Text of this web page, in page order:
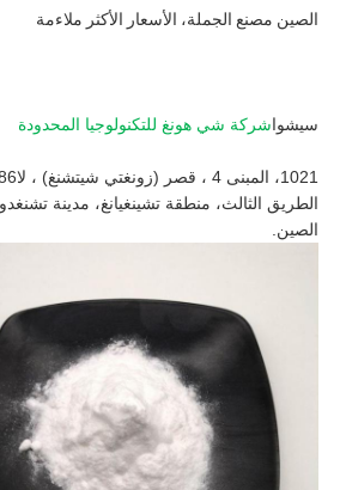
الصين مصنع الجملة، الأسعار الأكثر ملاءمة
سيشواشركة شي هونغ للتكنولوجيا المحدودة
1021، المبنى 4 ، قصر (زونغتي شيتشنغ) ، لا486(غوانغهوا) الشرقية
الطريق الثالث، منطقة تشينغيانغ، مدينة
الصين.